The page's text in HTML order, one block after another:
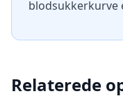
blodsukkerkurve
Relaterede